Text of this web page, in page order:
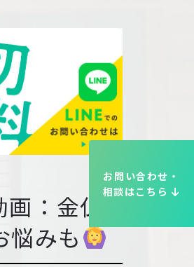
画：金仏
悩みも
お問い合わせ・
相談はこちら